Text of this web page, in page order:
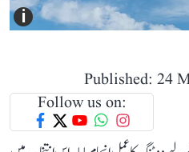
i
Published: 24
Follow us on: